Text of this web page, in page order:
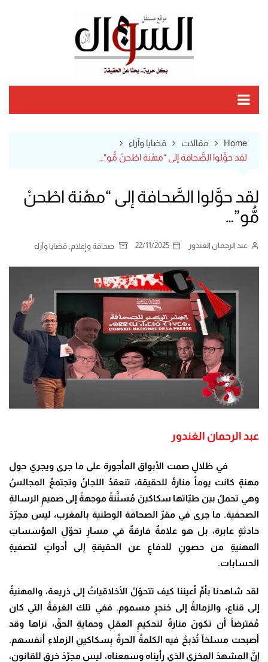
Home مقالات
قضايا وآراء
لقد حوَّلوا الصَّحافة إلى “مهْنة اطْحنْ مُّو”…
لقد حوَّلوا الصَّحافة إلى “مهْنة اطْحنْ
مُّو”…
عبد الرحمان الغندور 22/11/2025 صحافة وإعلام قضايا وآراء
عبد الرحمان الغندور
في ظلالِ صمت الأبواق المأجورة على ما جرى ويجري حول
مهنةٍ كانت يوماً منارةً للحقيقة، تنعقدُ اللجانُ وتجتمعُ المجالسُ
وهي تحملُ بين طيّاتها سكاكينَ مُسنَّنةً موجهةً إلى صميمِ الرسالةِ
الصحفية. ما جرى في مقرّ الصحافة الوطنية بالمغرب، ليس مجرّدَ
حادثةٍ عابرة، بل هو علامةٌ فارقةٌ في مسارِ تحوّلِ المؤسساتِ
المهنيةِ من حصونٍ للدفاعِ عن الحقيقةِ إلى أدواتٍ لتصفيةِ
الحسابات.
لقد شاهدنا بأمِّ أعيننا كيف تتحوّلُ الأخلاقياتُ إلى ذريعة، والمهنيةُ
إلى قناع، والزمالةُ إلى خنجرٍ مسموم. ففي تلك الغرفةُ التي كان
مُفترضاً أن تكونَ منارةً لتحكيمِ العقلِ وحمايةِ الحقّ، نراها وقد
أصبحت مسلخاً تُذبحُ فيه الكلمةُ الحرةُ بِسكاكينِ الزملاءِ أنفسهم.
إنَّ المشهدَ المخزي الذي رأيناه وسمعناه، ليس مجرّدَ خرقٍ للقانون،